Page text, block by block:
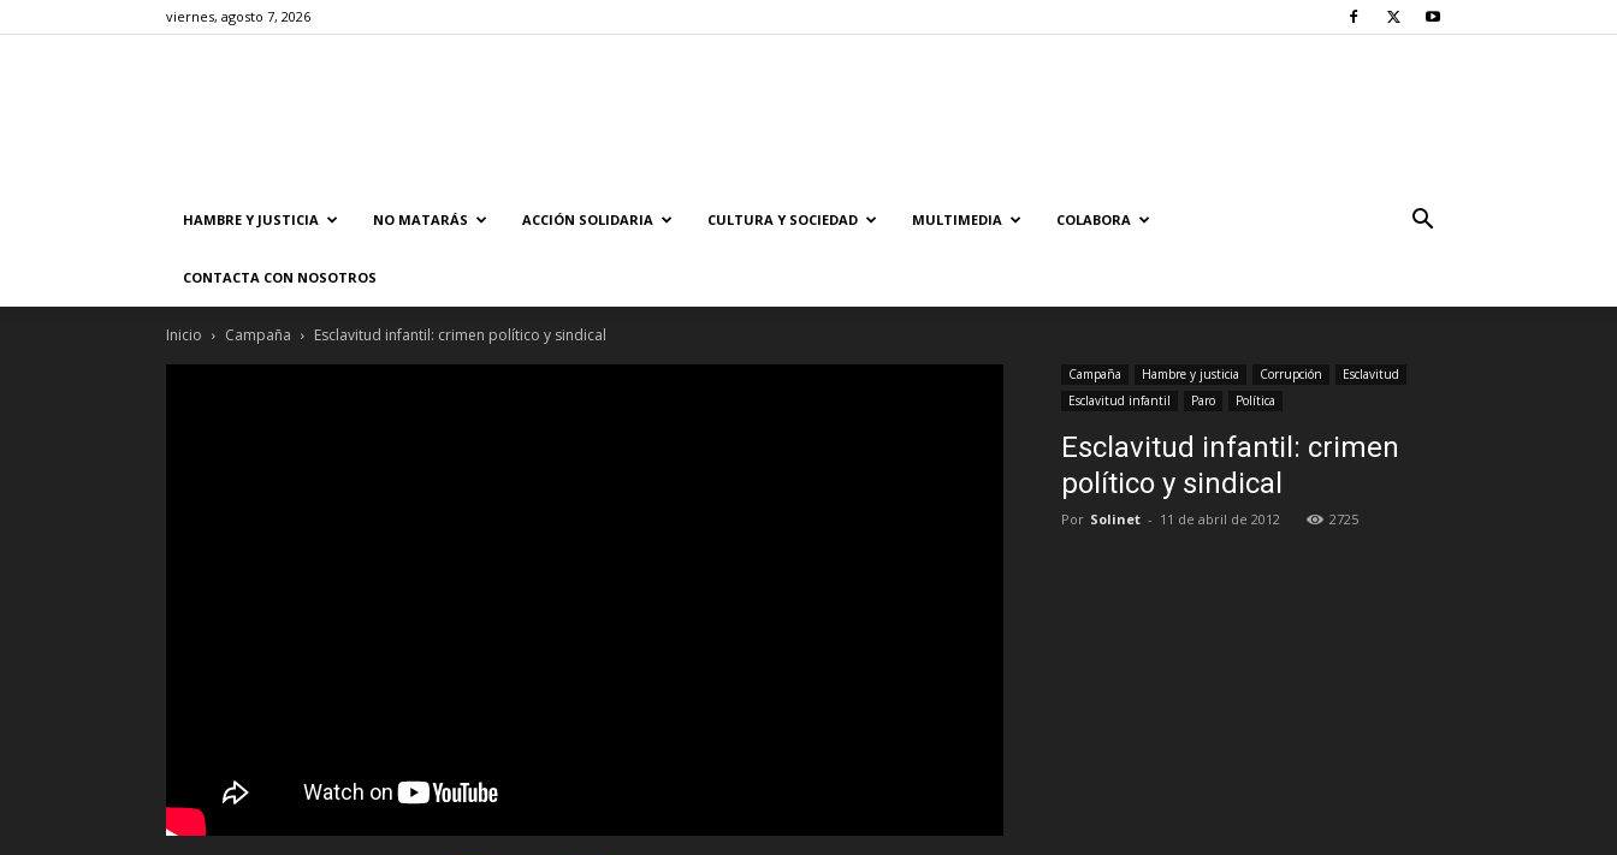
viernes, agosto 7, 2026
HAMBRE Y JUSTICIA NO MATARÁS ACCIÓN SOLIDARIA CULTURA Y SOCIEDAD MULTIMEDIA COLABORA
CONTACTA CON NOSOTROS
Inicio Campaña Esclavitud infantil: crimen político y sindical
Campaña Hambre y justicia Corrupción
Esclavitud
Esclavitud infantil
Paro Política
Esclavitud infantil: crimen
político y sindical
Por Solinet - 11 de abril de 2012 2725